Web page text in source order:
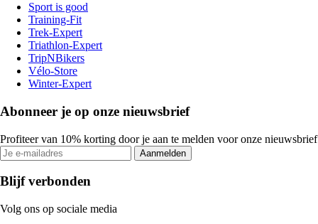
Sport is good
Training-Fit
Trek-Expert
Triathlon-Expert
TripNBikers
Vélo-Store
Winter-Expert
Abonneer je op onze nieuwsbrief
Profiteer van 10% korting door je aan te melden voor onze nieuwsbrief
Aanmelden
Blijf verbonden
Volg ons op sociale media